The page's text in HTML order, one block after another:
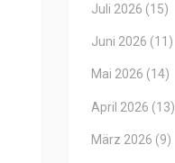
Juli 2026 (15)
Juni 2026 (11)
Mai 2026 (14)
April 2026 (13)
März 2026 (9)